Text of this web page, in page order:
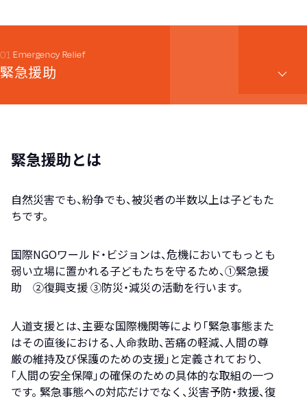
Emergency Relief
緊急援助
緊急援助とは
自然災害でも、紛争でも、被災者の半数以上は子どもた
ちです。
国際NGOワールド・ビジョンは、危機においてもっとも
弱い立場に置かれる子どもたちを守るため、①緊急援
助 ②復興支援 ③防災・減災の活動を行います。
人道支援とは、主要な国際機関等により「緊急事態また
はその直後における、人命救助、苦痛の軽減、人間の尊
厳の維持及び保護のための支援」と定義されており、
「人間の安全保障」の確保のための具体的な取組の一つ
です。 緊急事態への対応だけでなく、災害予防・救援、復